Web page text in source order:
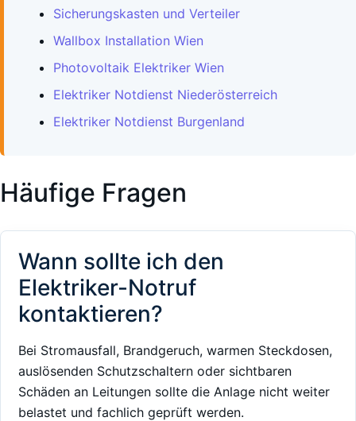
Sicherungskasten und Verteiler
Wallbox Installation Wien
Photovoltaik Elektriker Wien
Elektriker Notdienst Niederösterreich
Elektriker Notdienst Burgenland
Häufige Fragen
Wann sollte ich den
Elektriker-Notruf
kontaktieren?
Bei Stromausfall, Brandgeruch, warmen Steckdosen,
auslösenden Schutzschaltern oder sichtbaren
Schäden an Leitungen sollte die Anlage nicht weiter
belastet und fachlich geprüft werden.